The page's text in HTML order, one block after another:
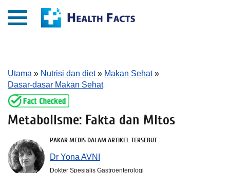
Utama » Nutrisi dan diet» Makan Sehat»
Dasar-dasar Makan Sehat
Metabolisme: Fakta dan Mitos
PAKAR MEDIS DALAM ARTIKEL TERSEBUT
Dr Yona AVNI
Dokter Spesialis Gastroenterologi